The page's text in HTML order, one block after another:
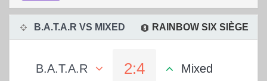
B.A.T.A.R VS MIXED RAINBOW SIX SIÈGE
B.A.T.A.R 2:4 Mixed